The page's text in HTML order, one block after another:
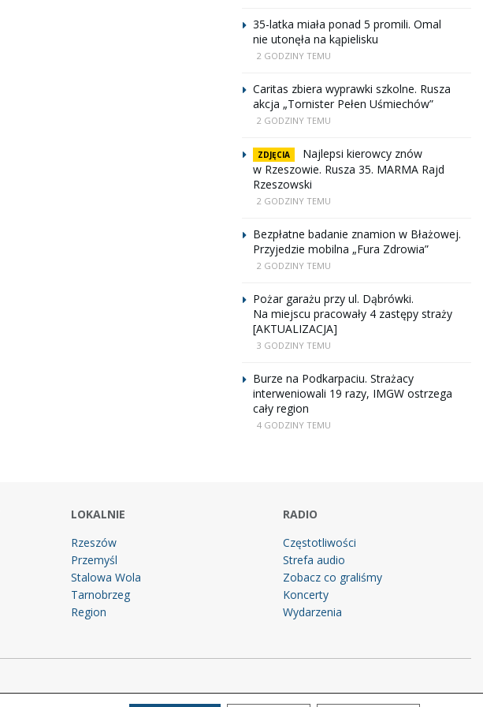
35-latka miała ponad 5 promili. Omal
nie utonęła na kąpielisku
2 GODZINY TEMU
Caritas zbiera wyprawki szkolne. Rusza
akcja „Tornister Pełen Uśmiechów”
2 GODZINY TEMU
ZDJĘCIA
Najlepsi kierowcy znów
w Rzeszowie. Rusza 35. MARMA Rajd
Rzeszowski
2 GODZINY TEMU
Bezpłatne badanie znamion w Błażowej.
Przyjedzie mobilna „Fura Zdrowia”
2 GODZINY TEMU
Pożar garażu przy ul. Dąbrówki.
Na miejscu pracowały 4 zastępy straży
[AKTUALIZACJA]
3 GODZINY TEMU
Burze na Podkarpaciu. Strażacy
interweniowali 19 razy, IMGW ostrzega
cały region
4 GODZINY TEMU
LOKALNIE
Rzeszów
Przemyśl
Stalowa Wola
Tarnobrzeg
Region
RADIO
Częstotliwości
Strefa audio
Zobacz co graliśmy
Koncerty
Wydarzenia